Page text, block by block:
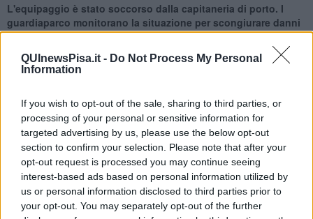
QUInewsPisa.it - Do Not Process My Personal
Information
If you wish to opt-out of the sale, sharing to third parties, or
processing of your personal or sensitive information for
targeted advertising by us, please use the below opt-out
section to confirm your selection. Please note that after your
opt-out request is processed you may continue seeing
interest-based ads based on personal information utilized by
us or personal information disclosed to third parties prior to
your opt-out. You may separately opt-out of the further
L'equipaggio è stato soccorso dalla capitaneria di porto. I
guardiaparco monitorano la situazione per scongiurare danni
ambientali
VECCHIANO — Momenti di apprensione ieri sera al largo di Bocca
di Serchio, davanti all'arenile a sud della penisola dei gabbiani,
dove un natante da diporto ha iniziato ad imbarcare acqua
costringendo l’equipaggio ad abbandonare lo scafo e a chiedere
l'intervento della capitaneria di Porto. Lo rende noto l'ente Parco
regionale Migliarino, San Rossore Massaciuccoli.
Oggi, i guardiaparco si sono recati sul posto per verificare la